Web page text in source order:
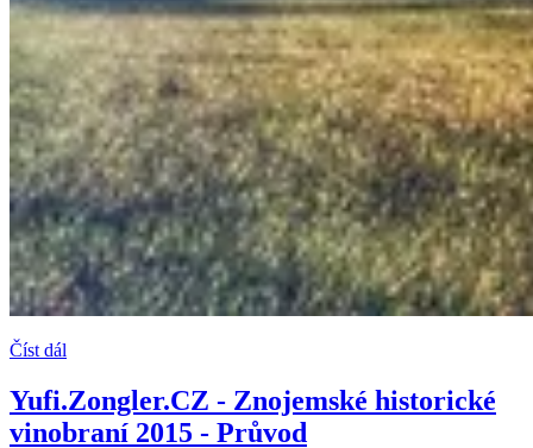
Číst dál
Yufi.Zongler.CZ - Znojemské historické
vinobraní 2015 - Průvod